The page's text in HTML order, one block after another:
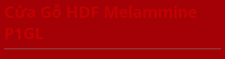
Cửa Gỗ HDF Melammine
P1GL